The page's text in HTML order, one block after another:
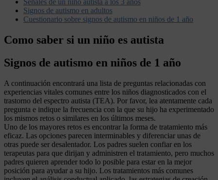
Signos de autismo en adultos
Cuestionario sobre signos de autismo en niños de 1 año
Como saber si un niño es autista
Signos de autismo en niños de 1 año
A continuación encontrará una lista de preguntas relacionadas con
experiencias vitales comunes entre los niños diagnosticados con el
trastorno del espectro autista (TEA). Por favor, lea atentamente cada
pregunta e indique la frecuencia con la que su hijo ha experimentado
los mismos retos o similares en los últimos meses.
Uno de los mayores retos es encontrar la forma de tratamiento más
eficaz. Las opciones parecen interminables y diferenciar unas de
otras puede ser desalentador. Los padres suelen confiar en los
terapeutas para que dirijan y administren el tratamiento, pero muchos
padres quieren aprender todo lo posible para estar en la mejor
posición para ayudar a su hijo. Los tratamientos más comunes